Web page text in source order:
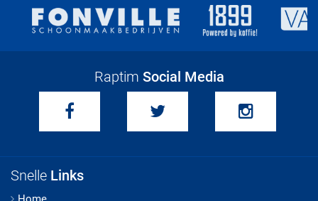
Raptim Social Media
Snelle Links